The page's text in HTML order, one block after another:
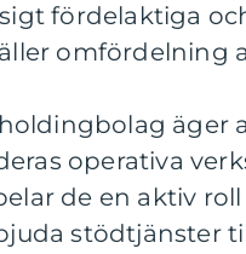
fördelaktiga
omfördelning
äger
operativa
de en aktiv
stödtjänster